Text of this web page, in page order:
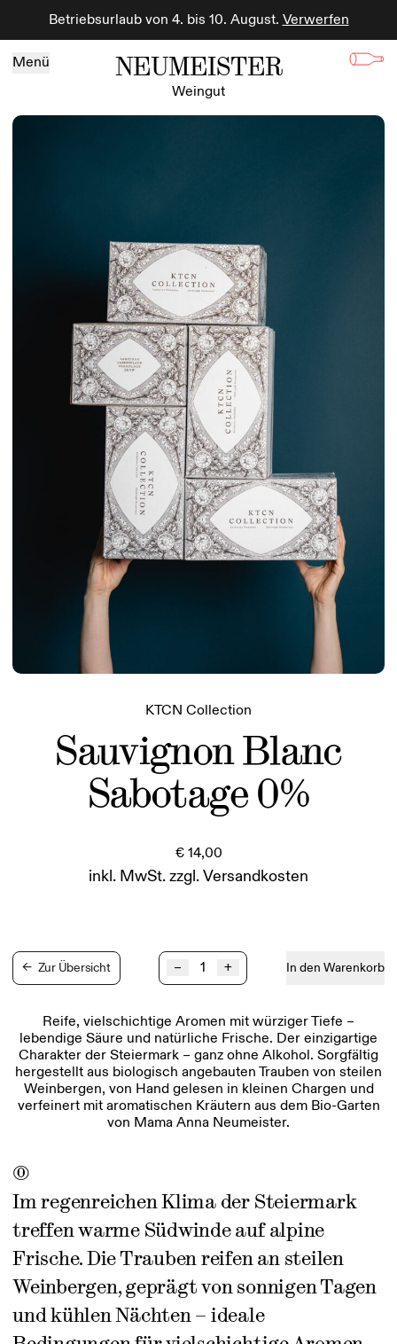
Betriebsurlaub von 4. bis 10. August. Verwerfen
Menü NEUMEISTER
Weingut
KTCN Collection
Sauvignon Blanc
Sabotage 0%
€14,00
inkl. MwSt.zzgl.Versandkosten
← Zur Übersicht –
KTCN
-
0%
Sauvignon
Blanc
Menge
+ In den Warenkorb
Reife, vielschichtige Aromen mit würziger Tiefe –
lebendige Säure und natürliche Frische. Der einzigartige
Charakter der Steiermark – ganz ohne Alkohol. Sorgfältig
hergestellt aus biologisch angebauten Trauben von steilen
Weinbergen, von Hand gelesen in kleinen Chargen und
verfeinert mit aromatischen Kräutern aus dem Bio-Garten
von Mama Anna Neumeister.
0
Im regenreichen Klima der Steiermark
treffen warme Südwinde auf alpine
Frische. Die Trauben reifen an steilen
Weinbergen, geprägt von sonnigen Tagen
und kühlen Nächten – ideale